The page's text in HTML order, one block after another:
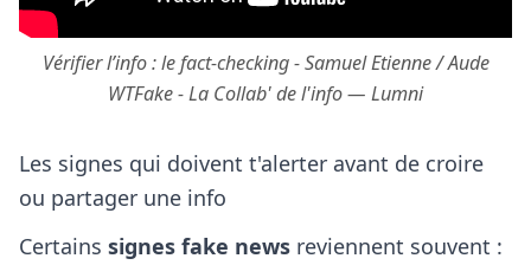
Vérifier l’info : le fact-checking - Samuel Etienne / Aude
WTFake - La Collab' de l'info — Lumni
Les signes qui doivent t'alerter avant de croire
ou partager une info
Certains signes fake news reviennent souvent :